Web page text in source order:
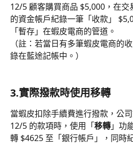
12/5 顧客購買商品 $5,000，在交
的資金帳戶紀錄一筆「收款」
「暫存」在蝦皮電商的管道。
（註：若當日有多筆蝦皮電商的
錄在藍途記帳中。）
3.實際撥款時使用移轉
當蝦皮扣除手續費進行撥款，公
12/5 的款項時，使用「移轉」功
轉 $4625 至「銀行帳戶」，同時